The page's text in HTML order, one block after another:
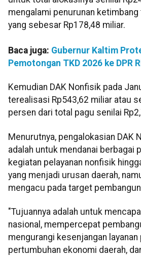
mengalami penurunan
yang sebesar Rp178,48 miliar.
Baca juga: Gubernur Kaltim
Pemotongan TKD 2026 ke DPR RI
Kemudian DAK Nonfisik pada
terealisasi Rp543,62 miliar atau
persen dari total pagu senilai
Menurutnya, pengalokasian DAK
adalah untuk mendanai berbagai
kegiatan pelayanan nonfisik
yang menjadi urusan daerah,
mengacu pada target
"Tujuannya adalah untuk
nasional, mempercepat
mengurangi kesenjangan
pertumbuhan ekonomi daerah,